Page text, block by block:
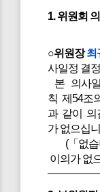
1. 위원회
○위원장최
사일정 결
본 의사
칙 제54조
과 같이 의
가 없으십
(「없
이의가 없